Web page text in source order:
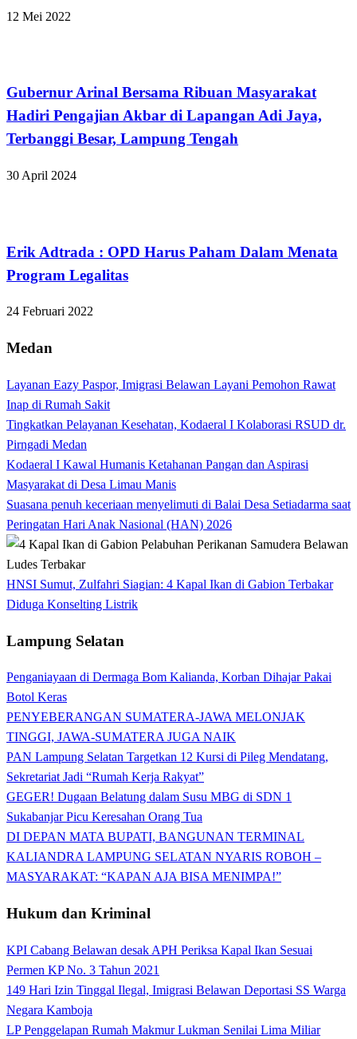
12 Mei 2022
Gubernur Arinal Bersama Ribuan Masyarakat
Hadiri Pengajian Akbar di Lapangan Adi Jaya,
Terbanggi Besar, Lampung Tengah
30 April 2024
Erik Adtrada : OPD Harus Paham Dalam Menata
Program Legalitas
24 Februari 2022
Medan
Layanan Eazy Paspor, Imigrasi Belawan Layani Pemohon Rawat
Inap di Rumah Sakit
Tingkatkan Pelayanan Kesehatan, Kodaeral I Kolaborasi RSUD dr.
Pirngadi Medan‎
Kodaeral I Kawal Humanis Ketahanan Pangan dan Aspirasi
Masyarakat di Desa Limau Manis
Suasana penuh keceriaan menyelimuti di Balai Desa Setiadarma saat
Peringatan Hari Anak Nasional (HAN) 2026
HNSI Sumut, Zulfahri Siagian: 4 Kapal Ikan di Gabion Terbakar
Diduga Konselting Listrik
Lampung Selatan
Penganiayaan di Dermaga Bom Kalianda, Korban Dihajar Pakai
Botol Keras
PENYEBERANGAN SUMATERA-JAWA MELONJAK
TINGGI, JAWA-SUMATERA JUGA NAIK
PAN Lampung Selatan Targetkan 12 Kursi di Pileg Mendatang,
Sekretariat Jadi “Rumah Kerja Rakyat”
GEGER! Dugaan Belatung dalam Susu MBG di SDN 1
Sukabanjar Picu Keresahan Orang Tua
DI DEPAN MATA BUPATI, BANGUNAN TERMINAL
KALIANDRA LAMPUNG SELATAN NYARIS ROBOH –
MASYARAKAT: “KAPAN AJA BISA MENIMPA!”
Hukum dan Kriminal
KPI Cabang Belawan desak APH Periksa Kapal Ikan Sesuai
Permen KP No. 3 Tahun 2021
149 Hari Izin Tinggal Ilegal, Imigrasi Belawan Deportasi SS Warga
Negara Kamboja
LP Penggelapan Rumah Makmur Lukman Senilai Lima Miliar